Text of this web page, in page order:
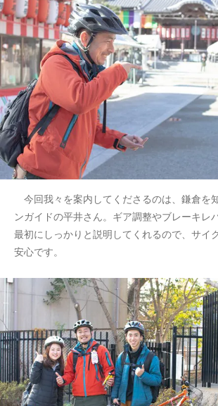
今回我々を案内してくださるのは、鎌倉を
ンガイドの平井さん。ギア調整やブレーキレ
最初にしっかりと説明してくれるので、サイ
安心です。